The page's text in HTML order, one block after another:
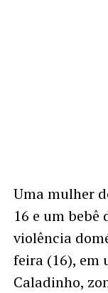
Uma mulher
16 e um
violência
feira (16), em
Caladinho,